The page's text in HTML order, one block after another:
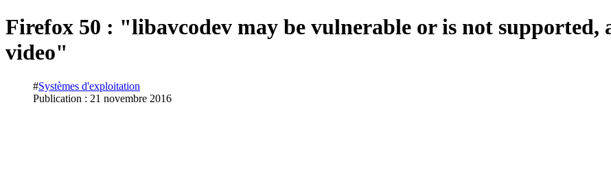
Firefox 50 : "libavcodev may be vulnerable or is not supported,
video"
#Systèmes d'exploitation
Publication : 21 novembre 2016